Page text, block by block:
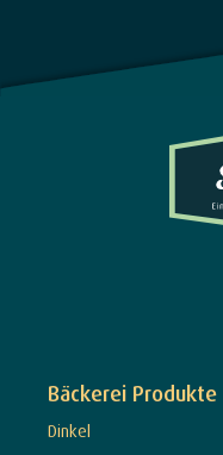
Bäckerei Produkte
Dinkel